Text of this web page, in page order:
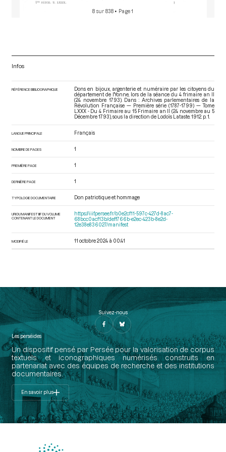
8 sur 838 • Page 1
Infos
RÉFÉRENCE BIBLIOGRAPHIQUE
Dons en bijoux, argenterie et numéraire par les citoyens du
département de l'Yonne, lors de la séance du 4 frimaire an II
(24 novembre 1793). Dans : Archives parlementaires de la
Révolution Française — Première série (1787-1799) — Tome
LXXX - Du 4 Frimaire au 15 Frimaire an II (24 novembre au 5
Décembre 1793) , sous la direction de Lodoïs Lataste. 1912. p. 1.
LANGUE PRINCIPALE Français
NOMBRE DE PAGES 1
PREMIÈRE PAGE 1
DERNIÈRE PAGE 1
TYPOLOGIE DOCUMENTAIRE Don patriotique et hommage
URI DU MANIFEST IIIF DU VOLUME
CONTENANT LE DOCUMENT
https://iiif.persee.fr/b0e2cf11-597c-427d-8ac7-
68bcc0acf13b/deff766b-e2ec-423b-8e2d-
12e38e836027/manifest
MODIFIÉ LE 11 octobre 2024 à 00:41
Suivez-nous
Les perséides
Un dispositif pensé par Persée pour la valorisation de corpus
textuels et iconographiques numérisés construits en
partenariat avec des équipes de recherche et des institutions
documentaires.
En savoir plus